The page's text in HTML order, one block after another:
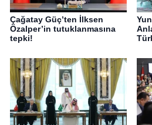
Çağatay Güç’ten İlksen
Özalper’in tutuklanmasına
tepki!